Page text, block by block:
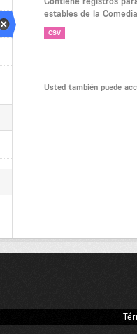
estables de la
CSV
Usted también puede